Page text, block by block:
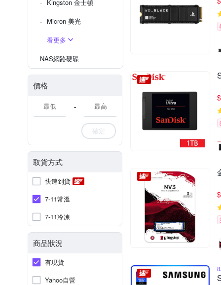
Kingston 金士頓
Micron 美光
看更多
NAS網路硬碟
價格
-
確定
取貨方式
快速到貨
7-11常溫
7-11冷凍
商品狀況
有現貨
Yahoo自營
$
$